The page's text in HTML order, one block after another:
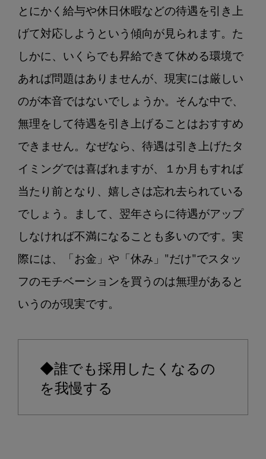
の
ネ
ジ
ン
ト
は
とにかく給与や休日休暇などの待遇を引き上
げて対応しようという傾向が見られます。た
しかに、いくらでも昇給できて休める環境で
あれば問題はありませんが、現実には厳しい
のが本音ではないでしょうか。そんな中で、
無理をして待遇を引き上げることはおすすめ
できません。なぜなら、待遇は引き上げたタ
イミングでは喜ばれますが、１か月もすれば
当たり前となり、嬉しさは忘れ去られている
でしょう。まして、翌年さらに待遇がアップ
しなければ不満になることも多いのです。実
際には、「お金」や「休み」"だけ"でスタッ
フのモチベーションを買うのは無理があると
いうのが現実です。
◆誰でも採用したくなるの
を我慢する